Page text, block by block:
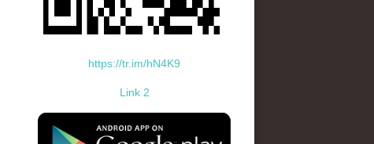
https://tr.im/hN4K9
Link 2
standard-icon-googleplay-app-store.png